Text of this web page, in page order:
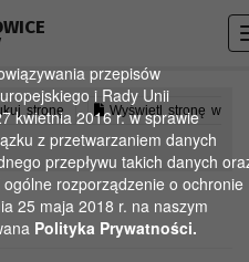
przepisów
i Rady Unii
kwietnia 2016 r. w sprawie
z przetwarzaniem danych
przepływu takich danych
rozporządzenie o ochronie
25 maja 2018 r. na naszym
Polityka Prywatności.
stronę Wyświetl stronę w